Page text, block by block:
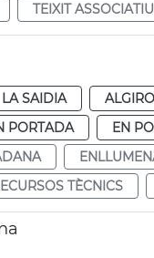
TEIXIT ASSOCIATIU
LA SAIDIA
PORTADA
EN
TÈCNICS